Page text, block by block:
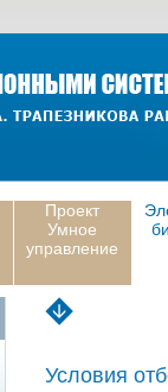
Проект
Умное
управление
Условия